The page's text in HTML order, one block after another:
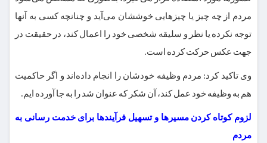
مردم از چه چیز یا چیزهایی خوششان می‌آید و چنانچه کسی به آنها
توجه نکرده یا نظر و سلیقه شخصی خود را اعمال کند، در حقیقت در
جهت عکس حرکت کرده است.
وی تاکید کرد:‌ مردم وظیفه خودشان را انجام داده‌اند و اگر حاکمیت
هم به وظیفه خود عمل کند، آن شکر که عنوان شد را به جا آورده ایم.
لزوم کوتاه کردن مسیرها و تسهیل فرآیندها برای خدمت رسانی به
مردم